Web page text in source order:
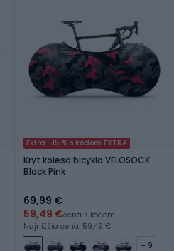
Extra -15 % s kódom EXTRA
Kryt kolesa bicykla VELOSOCK
Black Pink
69,99 €
59,49 €cena s kódom
Najnižšia cena: 59,49 €
+ 9